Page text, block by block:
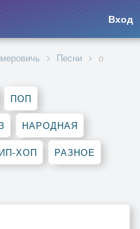
Вход
Песни
о
ПОП
НАРОДНАЯ
ХОП РАЗНОЕ